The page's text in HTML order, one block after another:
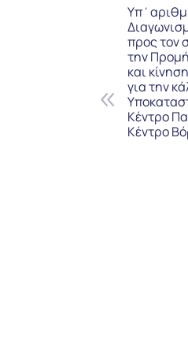
προς τον
την
και
για την
Κέντρο
Κέντρο